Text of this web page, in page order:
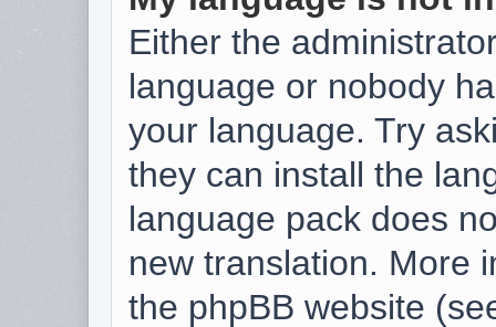
Either the
language or nobody
your language. Try
they can install the
language pack does
new translation. More
the phpBB website